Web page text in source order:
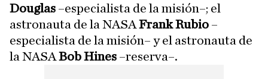
Douglas –especialista de la misión–; el
astronauta de la NASA Frank Rubio –
especialista de la misión– y el astronauta de
la NASA Bob Hines –reserva–.